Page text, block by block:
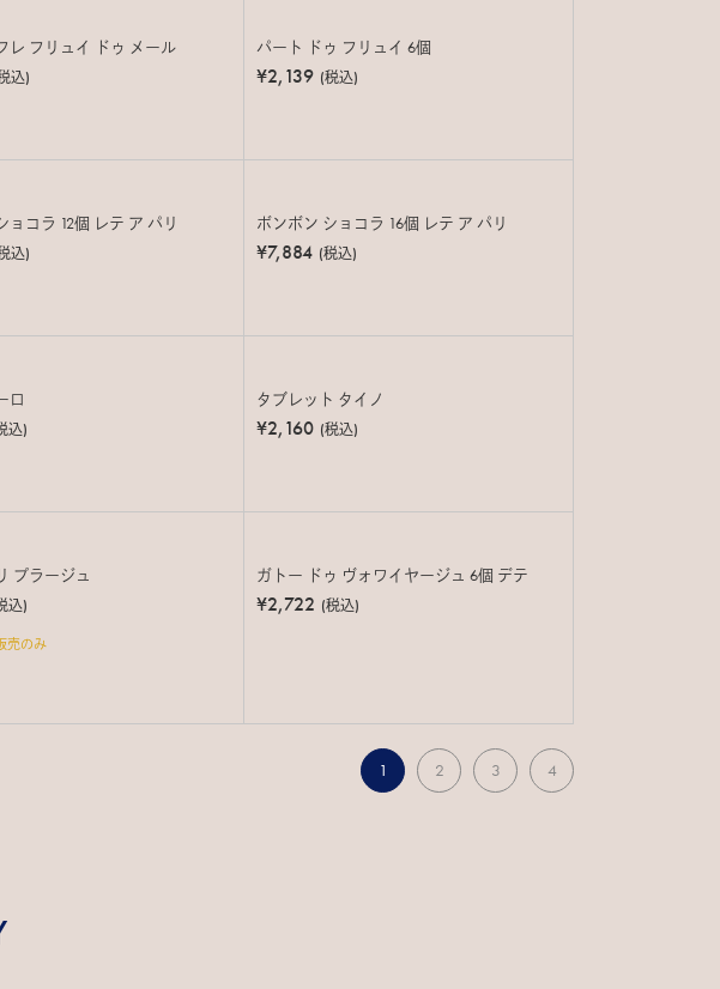
レ フリュイ ドゥ メール
込)
パート ドゥ フリュイ 6個
¥2,139 (税込)
ョコラ 12個 レテ ア パリ
込)
ボンボン ショコラ 16個 レテ ア パリ
¥7,884 (税込)
ロ
込)
タブレット タイノ
¥2,160 (税込)
プラージュ
込)
売のみ
ガトー ドゥ ヴォワイヤージュ 6個 デテ
¥2,722 (税込)
1 2 3 4